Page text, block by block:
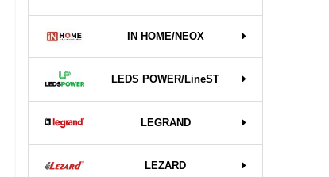
IN HOME/NEOX
LEDS POWER/LineST
LEGRAND
LEZARD